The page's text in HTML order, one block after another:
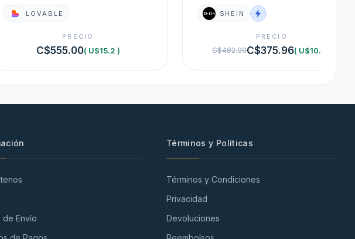
LOVABLE
PRECIO
C$555.00( U$15.2 )
SHEIN
PRECIO
C$482.00C$375.96( U$10.3 )
de Envío
Términos y Políticas
Términos y Condiciones
Privacidad
Devoluciones